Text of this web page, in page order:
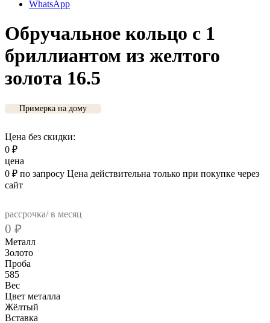
WhatsApp
Обручальное кольцо с 1
бриллиантом из желтого
золота 16.5
Примерка на дому
Цена без скидки:
0 ₽
цена
0 ₽ по запросу Цена действительна только при покупке через
сайт
рассрочка/ в месяц
0 ₽
Металл
Золото
Проба
585
Вес
Цвет металла
Жёлтый
Вcтавка